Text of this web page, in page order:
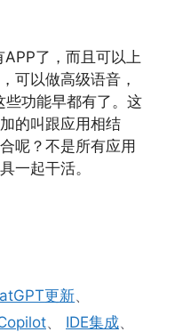
了，而且可以上
可以做高级语音，
功能早都有了。这
的叫跟应用相结
呢？不是所有应用
一起干活。
更新、
、 IDE集成、